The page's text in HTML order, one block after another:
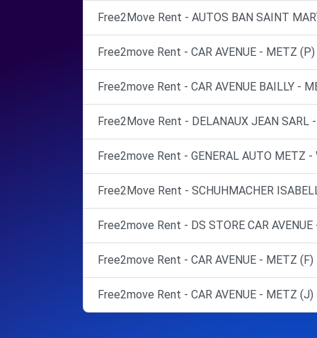
Free2Move Rent - AUTOS BAN SAINT
Free2move Rent - CAR AVENUE - METZ (P)
Free2move Rent - CAR AVENUE BAILLY -
Free2Move Rent - DELANAUX JEAN SARL
Free2move Rent - GENERAL AUTO METZ -
Free2Move Rent - SCHUHMACHER
Free2move Rent - DS STORE CAR
Free2move Rent - CAR AVENUE - METZ (F)
Free2move Rent - CAR AVENUE - METZ (J)